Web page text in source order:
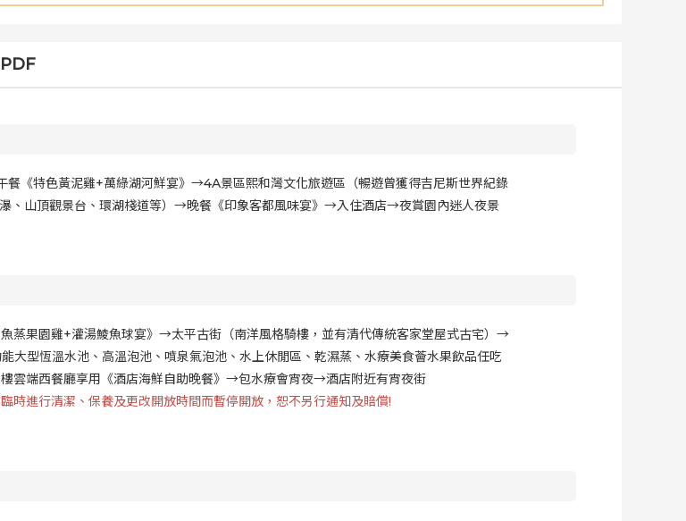
《特色黃泥雞+萬綠湖河鮮宴》→4A景區熙和灣文化旅遊區（暢遊曾獲得吉尼斯世界紀錄
、山頂觀景台、環湖棧道等）→晚餐《印象客都風味宴》→入住酒店→夜賞園內迷人夜景
果園雞+灌湯鯪魚球宴》→太平古街（南洋風格騎樓，並有清代傳統客家堂屋式古宅）→
型恆溫水池、高溫泡池、噴泉氣泡池、水上休閒區、乾濕蒸、水療美食薈水果飲品任吃
雲端西餐廳享用《酒店海鮮自助晚餐》→包水療會宵夜→酒店附近有宵夜街
時進行清潔、保養及更改開放時間而暫停開放，恕不另行通知及賠償!